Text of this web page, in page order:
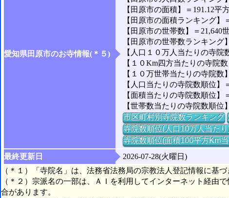
愛知県田原市のお寺情報(＊５)
【田原市の面積】＝191.12平
【田原市の面積ランキング】
【田原市の世帯数】＝21,640
【田原市の世帯数ランキング
【人口１０万人当たりの寺院
【１０Km四方当たりの寺院
【１０万世帯当たりの寺院数
【人口当たりの寺院数順位】
【面積当たりの寺院数順位】
【世帯数当たりの寺院数順位
市区町村別寺院数ランキング
寺院数順位(人口10万人当た
寺院数順位(面積100平方Km
最終更新日
2026-07-28(火曜日)
（＊１）「寺院名」は、法務省法務局の宗教法人登記情報に基づ
（＊２）宗派名の一部は、ＡＩを利用してインターネット経由
合があります。